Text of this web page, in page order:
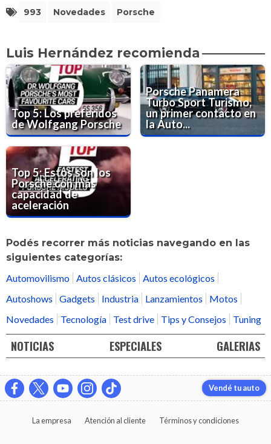
993 Novedades Porsche
Luis Hernández recomienda
Top 5: Los preferidos
de Wolfgang Porsche
Porsche Panamera
Turbo Sport Turismo,
un primer contacto en
la Auto...
Top 5: Estos son los
Porsche con más
capacidad de
aceleración
Podés recorrer más noticias navegando en las
siguientes categorías:
Automovilismo
Autos clásicos
Autos ecológicos
Autoshows
Gadgets Industria Lanzamientos
Motos
Novedades
Tecnología Test drive Tips y Consejos Tuning
NOTICIAS ESPECIALES GALERIAS
Vendé tu auto
La empresa Atención al cliente Términos y condiciones